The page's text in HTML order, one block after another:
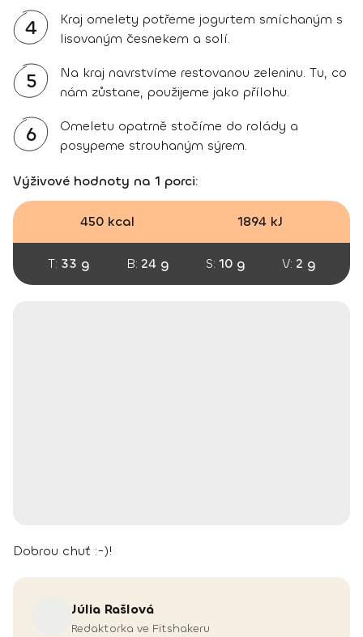
4
Kraj omelety potřeme jogurtem smíchaným s
lisovaným česnekem a solí.
5
Na kraj navrstvíme restovanou zeleninu. Tu, co
nám zůstane, použijeme jako přílohu.
6
Omeletu opatrně stočíme do rolády a
posypeme strouhaným sýrem.
Výživové hodnoty na 1 porci:
450 kcal 1894 kJ
T: 33 g B: 24 g S: 10 g V: 2 g
Dobrou chuť :-)!
Júlia Rašlová
Redaktorka ve Fitshakeru